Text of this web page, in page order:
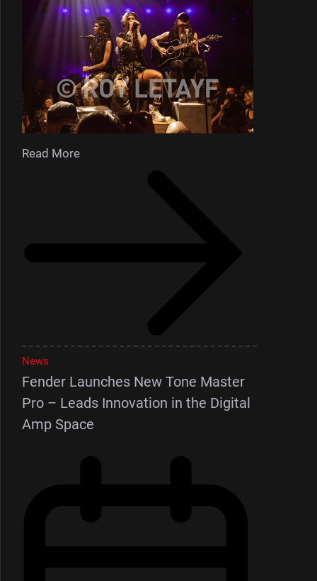
Read More
News
Fender Launches New Tone Master
Pro – Leads Innovation in the Digital
Amp Space